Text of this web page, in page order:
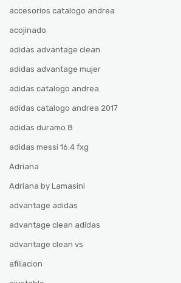
accesorios catalogo andrea
acojinado
adidas advantage clean
adidas advantage mujer
adidas catalogo andrea
adidas catalogo andrea 2017
adidas duramo 8
adidas messi 16.4 fxg
Adriana
Adriana by Lamasini
advantage adidas
advantage clean adidas
advantage clean vs
afiliacion